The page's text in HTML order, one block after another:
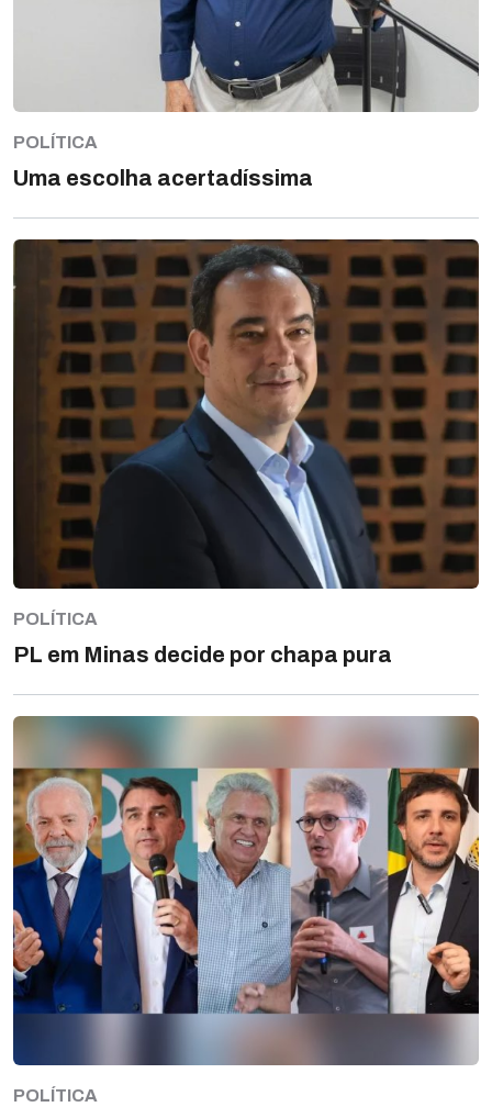
POLÍTICA
Uma escolha acertadíssima
POLÍTICA
PL em Minas decide por chapa pura
POLÍTICA